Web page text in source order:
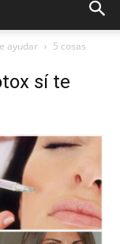
ayudar
5 cosas
sí te